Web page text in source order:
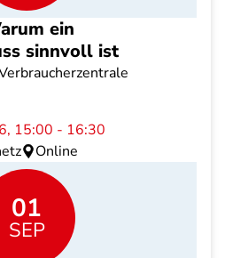
ein
sinnvoll ist
15:00 - 16:30
Online
01
SEP